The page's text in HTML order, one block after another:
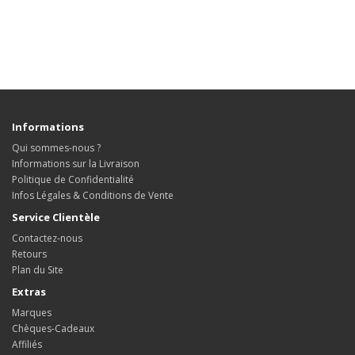
Informations
Qui sommes-nous ?
Informations sur la Livraison
Politique de Confidentialité
Infos Légales & Conditions de Vente
Service Clientèle
Contactez-nous
Retours
Plan du Site
Extras
Marques
Chèques-Cadeaux
Affiliés